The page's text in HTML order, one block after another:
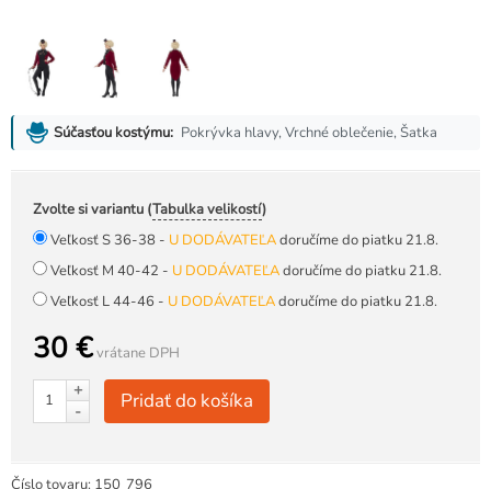
Súčasťou kostýmu: Pokrývka hlavy, Vrchné oblečenie, Šatka
Zvolte si variantu (Tabulka velikostí)
Veľkosť S 36-38 - U DODÁVATEĽAdoručíme do piatku 21.8.
Veľkosť M 40-42 - U DODÁVATEĽAdoručíme do piatku 21.8.
Veľkosť L 44-46 - U DODÁVATEĽAdoručíme do piatku 21.8.
30 €vrátane DPH
+
-
Pridať do košíka
Číslo tovaru: 150 796